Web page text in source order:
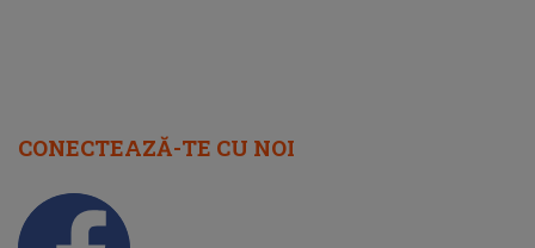
CONECTEAZĂ-TE CU NOI